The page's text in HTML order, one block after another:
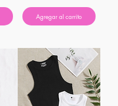
Agregar al carrito